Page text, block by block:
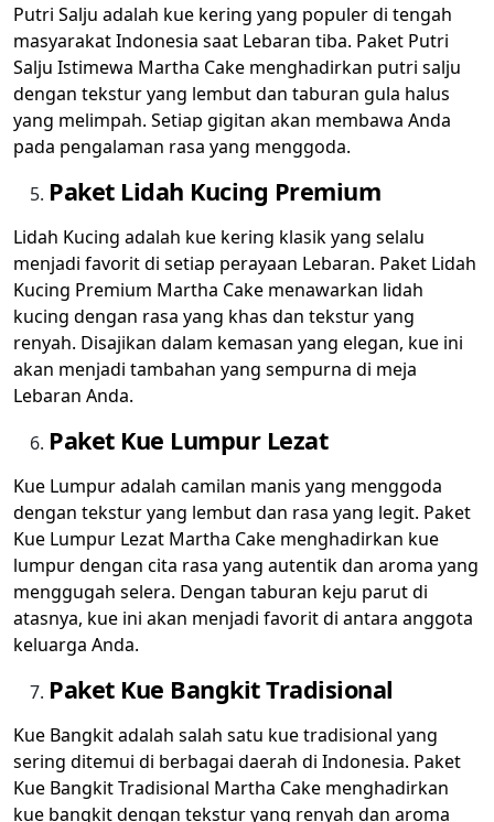
Putri Salju adalah kue kering yang populer di tengah
masyarakat Indonesia saat Lebaran tiba. Paket Putri
Salju Istimewa Martha Cake menghadirkan putri salju
dengan tekstur yang lembut dan taburan gula halus
yang melimpah. Setiap gigitan akan membawa Anda
pada pengalaman rasa yang menggoda.
Paket Lidah Kucing Premium
Lidah Kucing adalah kue kering klasik yang selalu
menjadi favorit di setiap perayaan Lebaran. Paket Lidah
Kucing Premium Martha Cake menawarkan lidah
kucing dengan rasa yang khas dan tekstur yang
renyah. Disajikan dalam kemasan yang elegan, kue ini
akan menjadi tambahan yang sempurna di meja
Lebaran Anda.
Paket Kue Lumpur Lezat
Kue Lumpur adalah camilan manis yang menggoda
dengan tekstur yang lembut dan rasa yang legit. Paket
Kue Lumpur Lezat Martha Cake menghadirkan kue
lumpur dengan cita rasa yang autentik dan aroma yang
menggugah selera. Dengan taburan keju parut di
atasnya, kue ini akan menjadi favorit di antara anggota
keluarga Anda.
Paket Kue Bangkit Tradisional
Kue Bangkit adalah salah satu kue tradisional yang
sering ditemui di berbagai daerah di Indonesia. Paket
Kue Bangkit Tradisional Martha Cake menghadirkan
kue bangkit dengan tekstur yang renyah dan aroma